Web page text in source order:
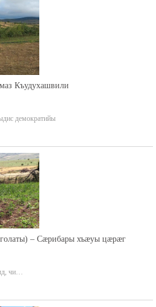
Къудухашвили
демократийы
– Сæрибары хъæуы цæрæг
чи…